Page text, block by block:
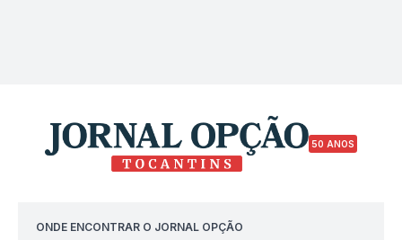
50 ANOS
ONDE ENCONTRAR O JORNAL OPÇÃO